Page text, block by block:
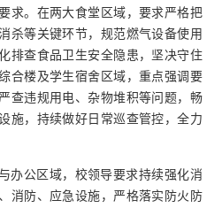
求。在两大食堂区域，要求严格把
杀等关键环节，规范燃气设备使用
排查食品卫生安全隐患，坚决守住
合楼及学生宿舍区域，重点强调要
查违规用电、杂物堆积等问题，畅
施，持续做好日常巡查管控，全力
办公区域，校领导要求持续强化消
消防、应急设施，严格落实防火防